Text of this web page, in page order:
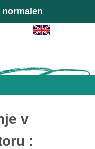
normalen
v
: